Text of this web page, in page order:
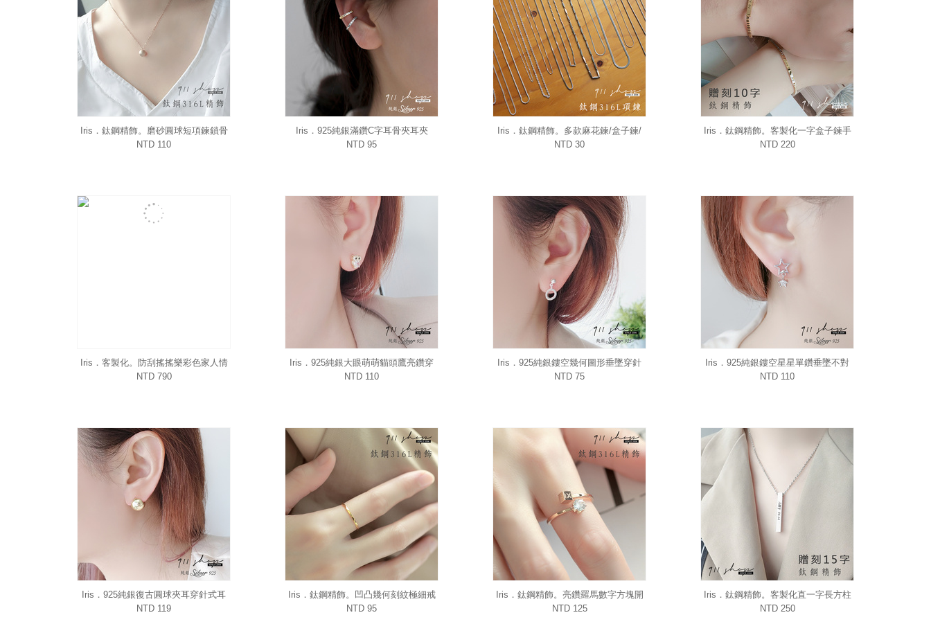
Iris．鈦鋼精飾。磨砂圓球短項鍊鎖骨
鍊
NTD 110
Iris．925純銀滿鑽C字耳骨夾耳夾
NTD 95
Iris．鈦鋼精飾。多款麻花鍊/盒子鍊/
蛇骨鍊/圈圈鍊細鍊項鍊情侶對鍊
NTD 30
Iris．鈦鋼精飾。客製化一字盒子鍊手
鍊情侶閨蜜好友對鏈送禮(附10字雷射
NTD 220
Iris．客製化。防刮搖搖樂彩色家人情
侶好友寵物鑰匙圈壓克力吊飾送禮
NTD 790
Iris．925純銀大眼萌萌貓頭鷹亮鑽穿
針式耳環
NTD 110
Iris．925純銀鏤空幾何圖形垂墜穿針
式耳環
NTD 75
Iris．925純銀鏤空星星單鑽垂墜不對
稱穿針式耳環
NTD 110
Iris．925純銀復古圓球夾耳穿針式耳
環
NTD 119
Iris．鈦鋼精飾。凹凸幾何刻紋極細戒
指線戒
NTD 95
Iris．鈦鋼精飾。亮鑽羅馬數字方塊開
口玫瑰金戒指
NTD 125
Iris．鈦鋼精飾。客製化直一字長方柱
項鍊情侶閨蜜好友對鏈送禮(附15字雷
NTD 250